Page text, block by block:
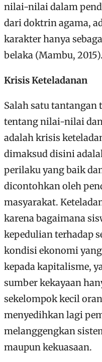
nilai-nilai dalam
dari doktrin agama,
karakter hanya
belaka (Mambu, 2015).
Krisis Keteladanan
Salah satu
tentang nilai-nilai
adalah krisis
dimaksud disini
perilaku yang baik
dicontohkan oleh
masyarakat.
karena bagaimana
kepedulian terhadap
kondisi ekonomi
kepada kapitalisme,
sumber kekayaan
sekelompok kecil
menyedihkan lagi
melanggengkan
maupun kekuasaan.